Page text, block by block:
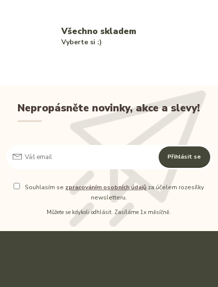
Všechno skladem
Vyberte si :)
Nepropásněte novinky, akce a slevy!
Přihlásit se
Souhlasím se zpracováním osobních údajů za účelem rozesílky
newsletteru.
Můžete se kdykoli odhlásit. Zasíláme 1x měsíčně.